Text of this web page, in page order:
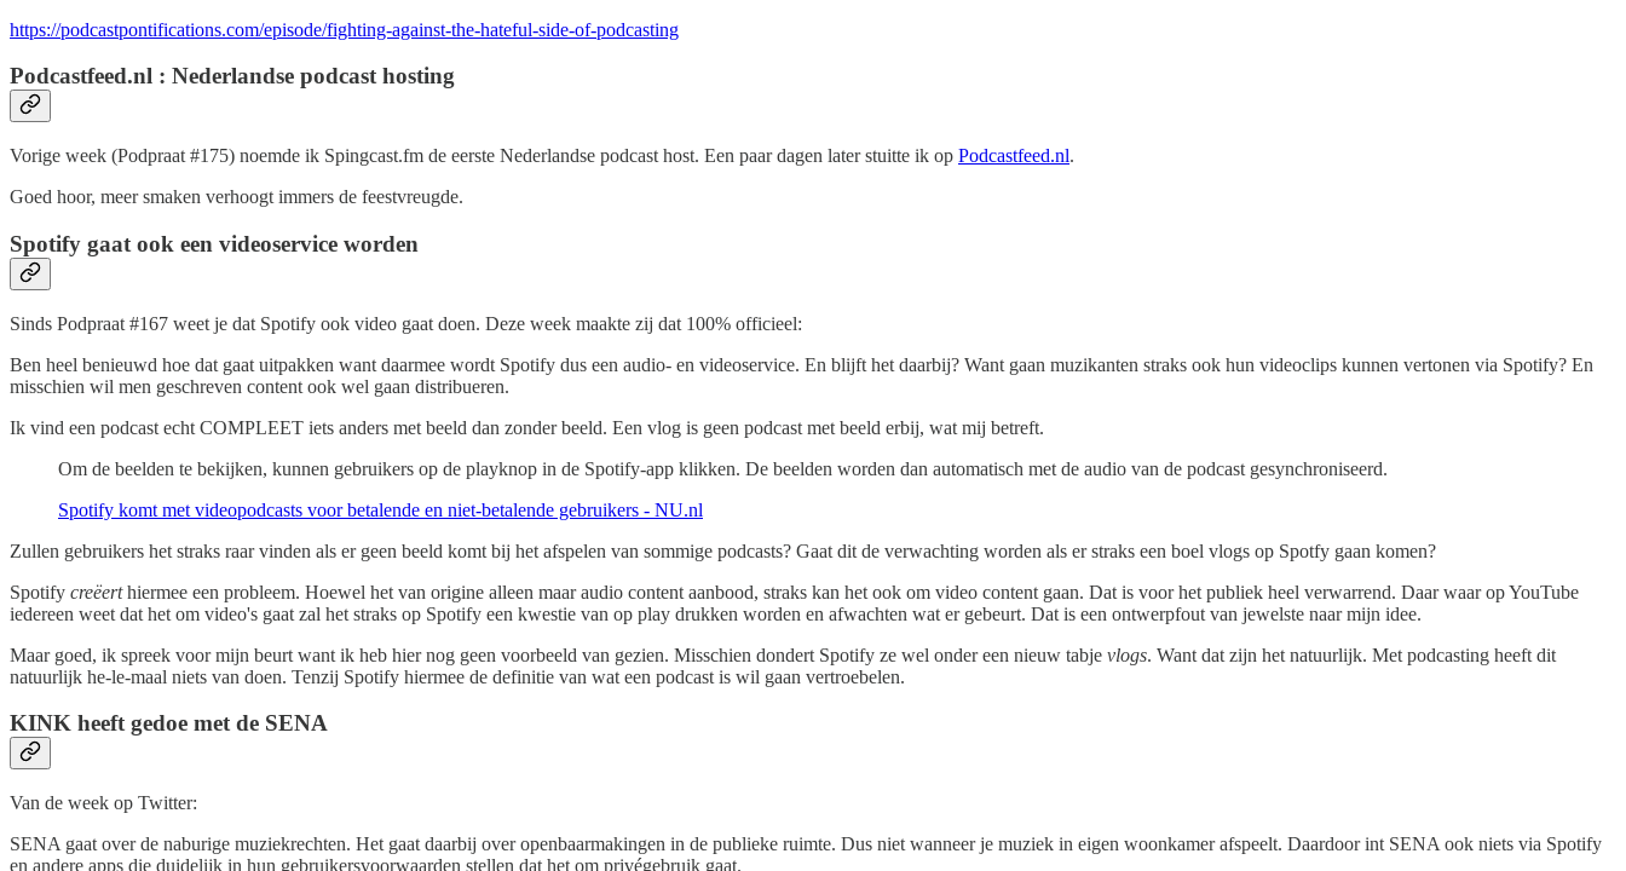
https://podcastpontifications.com/episode/fighting-against-the-hateful-side-of-podcasting
Podcastfeed.nl : Nederlandse podcast hosting
Vorige week (Podpraat #175) noemde ik Spingcast.fm de eerste Nederlandse podcast host. Een paar dagen later stuitte ik op Podcastfeed.nl.
Goed hoor, meer smaken verhoogt immers de feestvreugde.
Spotify gaat ook een videoservice worden
Sinds Podpraat #167 weet je dat Spotify ook video gaat doen. Deze week maakte zij dat 100% officieel:
Ben heel benieuwd hoe dat gaat uitpakken want daarmee wordt Spotify dus een audio- en videoservice. En blijft het daarbij? Want gaan muzikanten straks ook hun videoclips kunnen vertonen via Spotify? En
misschien wil men geschreven content ook wel gaan distribueren.
Ik vind een podcast echt COMPLEET iets anders met beeld dan zonder beeld. Een vlog is geen podcast met beeld erbij, wat mij betreft.
Om de beelden te bekijken, kunnen gebruikers op de playknop in de Spotify-app klikken. De beelden worden dan automatisch met de audio van de podcast gesynchroniseerd.
Spotify komt met videopodcasts voor betalende en niet-betalende gebruikers - NU.nl
Zullen gebruikers het straks raar vinden als er geen beeld komt bij het afspelen van sommige podcasts? Gaat dit de verwachting worden als er straks een boel vlogs op Spotfy gaan komen?
Spotify creëerthiermee een probleem. Hoewel het van origine alleen maar audio content aanbood, straks kan het ook om video content gaan. Dat is voor het publiek heel verwarrend. Daar waar op YouTube
iedereen weet dat het om video's gaat zal het straks op Spotify een kwestie van op play drukken worden en afwachten wat er gebeurt. Dat is een ontwerpfout van jewelste naar mijn idee.
Maar goed, ik spreek voor mijn beurt want ik heb hier nog geen voorbeeld van gezien. Misschien dondert Spotify ze wel onder een nieuw tabje vlogs. Want dat zijn het natuurlijk. Met podcasting heeft dit
natuurlijk he-le-maal niets van doen. Tenzij Spotify hiermee de definitie van wat een podcast is wil gaan vertroebelen.
KINK heeft gedoe met de SENA
Van de week op Twitter:
SENA gaat over de naburige muziekrechten. Het gaat daarbij over openbaarmakingen in de publieke ruimte. Dus niet wanneer je muziek in eigen woonkamer afspeelt. Daardoor int SENA ook niets via Spotify
en andere apps die duidelijk in hun gebruikersvoorwaarden stellen dat het om privégebruik gaat.